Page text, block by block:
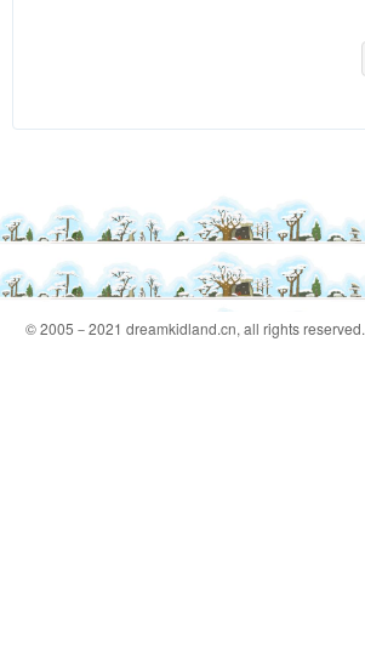
© 2005－2021 dreamkidland.cn, all rights reserved.